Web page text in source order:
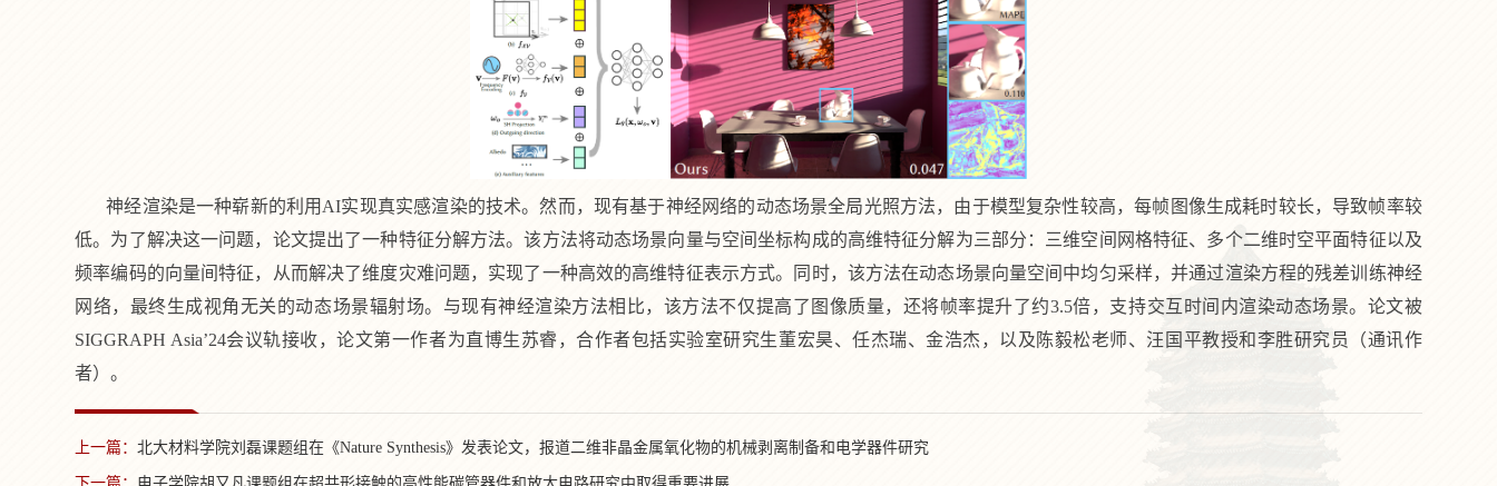
神经渲染是一种崭新的利用 AI实现真实感渲染的技术。然而，现有基于神经网络的动态场景全局光照方法，由于模型复杂性较高，每帧图像生成耗时较长，导致帧率较
低。为了解决这一问题，论文提出了一种特征分解方法。该方法将动态场景向量与空间坐标构成的高维特征分解为三部分：三维空间网格特征、多个二维时空平面特征以及
频率编码的向量间特征，从而解决了维度灾难问题，实现了一种高效的高维特征表示方式。同时，该方法在动态场景向量空间中均匀采样，并通过渲染方程的残差训练神经
网络，最终生成视角无关的动态场景辐射场。与现有神经渲染方法相比，该方法不仅提高了图像质量，还将帧率提升了约3.5倍，支持交互时间内渲染动态场景。论文被
SIGGRAPH Asia’24会议轨接收，论文第一作者为直博生苏睿，合作者包括实验室研究生董宏昊、任杰瑞、金浩杰，以及陈毅松老师、汪国平教授和李胜研究员（通讯作
者）。
上一篇：北大材料学院刘磊课题组在《Nature Synthesis》发表论文，报道二维非晶金属氧化物的机械剥离制备和电学器件研究